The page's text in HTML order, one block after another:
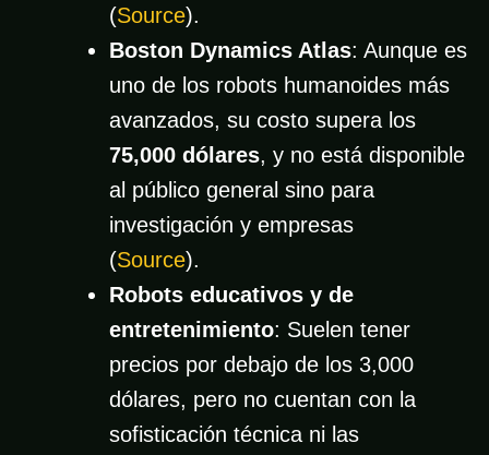
(Source).
Boston Dynamics Atlas: Aunque es
uno de los robots humanoides más
avanzados, su costo supera los
75,000 dólares, y no está disponible
al público general sino para
investigación y empresas
(Source).
Robots educativos y de
entretenimiento: Suelen tener
precios por debajo de los 3,000
dólares, pero no cuentan con la
sofisticación técnica ni las